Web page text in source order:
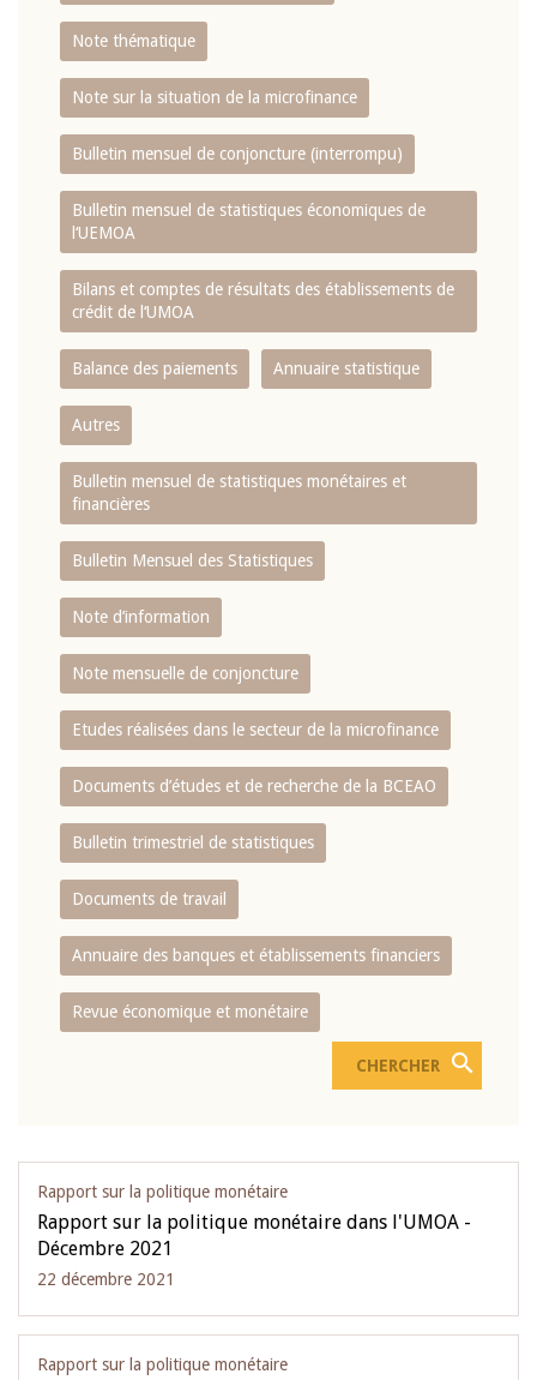
Note thématique
Note sur la situation de la microfinance
Bulletin mensuel de conjoncture (interrompu)
Bulletin mensuel de statistiques économiques de
l‘UEMOA
Bilans et comptes de résultats des établissements de
crédit de l‘UMOA
Balance des paiements Annuaire statistique
Autres
Bulletin mensuel de statistiques monétaires et
financières
Bulletin Mensuel des Statistiques
Note d’information
Note mensuelle de conjoncture
Etudes réalisées dans le secteur de la microfinance
Documents d’études et de recherche de la BCEAO
Bulletin trimestriel de statistiques
Documents de travail
Annuaire des banques et établissements financiers
Revue économique et monétaire
Rapport sur la politique monétaire
Rapport sur la politique monétaire dans l'UMOA -
Décembre 2021
22 décembre 2021
Rapport sur la politique monétaire